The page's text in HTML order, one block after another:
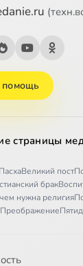
страницы
ПасхаВеликий пост
брак
нужна религия
Преображение